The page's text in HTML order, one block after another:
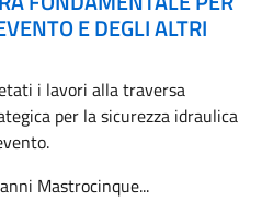
E DEGLI ALTRI
i lavori alla traversa
per la sicurezza idraulica
Mastrocinque...